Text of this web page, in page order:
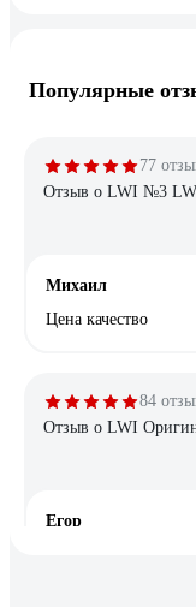
Популярные
77
Отзыв о LWI №3
Михаил
Цена качество
84
Отзыв о LWI
Егор